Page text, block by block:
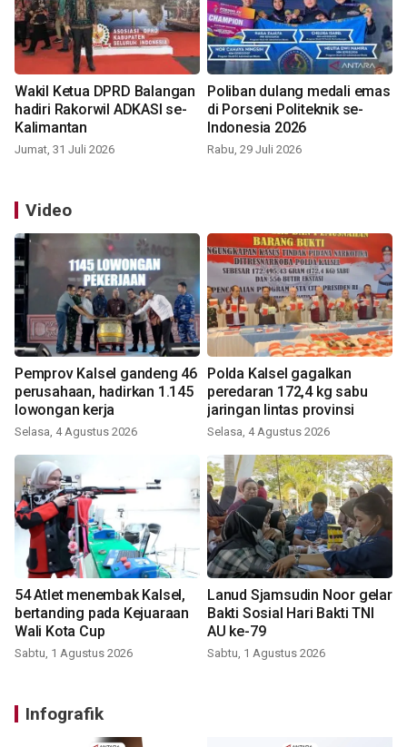
Wakil Ketua DPRD Balangan
hadiri Rakorwil ADKASI se-
Kalimantan
Jumat, 31 Juli 2026
Poliban dulang medali emas
di Porseni Politeknik se-
Indonesia 2026
Rabu, 29 Juli 2026
Video
Pemprov Kalsel gandeng 46
perusahaan, hadirkan 1.145
lowongan kerja
Selasa, 4 Agustus 2026
Polda Kalsel gagalkan
peredaran 172,4 kg sabu
jaringan lintas provinsi
Selasa, 4 Agustus 2026
54 Atlet menembak Kalsel,
bertanding pada Kejuaraan
Wali Kota Cup
Sabtu, 1 Agustus 2026
Lanud Sjamsudin Noor gelar
Bakti Sosial Hari Bakti TNI
AU ke-79
Sabtu, 1 Agustus 2026
Infografik